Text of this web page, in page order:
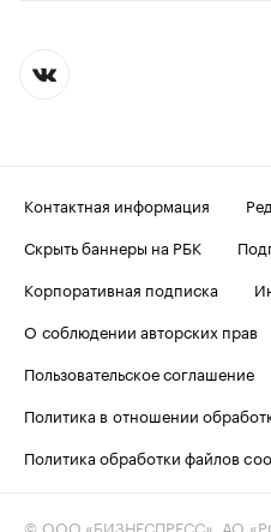
Контактная информация
Скрыть баннеры на РБК
Корпоративная подписка
О соблюдении авторских прав
Пользовательское соглашение
Политика в отношении
Политика обработки файлов
© ООО «БИЗНЕСПРЕСС», АО